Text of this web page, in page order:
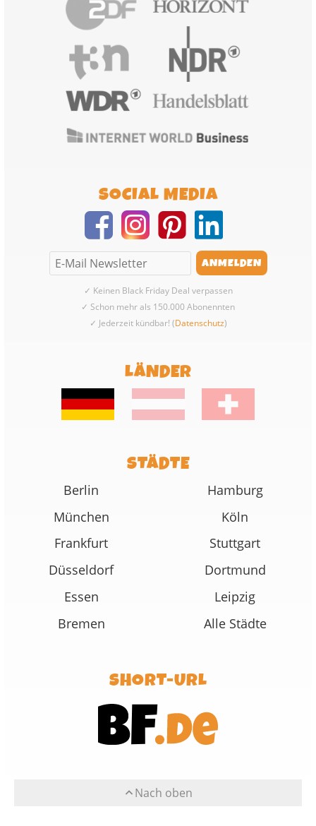
SOCIAL MEDIA
✓ Keinen Black Friday Deal verpassen
✓ Schon mehr als 150.000 Abonennten
✓ Jederzeit kündbar! (Datenschutz)
LÄNDER
STÄDTE
Berlin
Hamburg
München
Köln
Frankfurt
Stuttgart
Düsseldorf
Dortmund
Essen
Leipzig
Bremen
Alle Städte
SHORT-URL
Nach oben